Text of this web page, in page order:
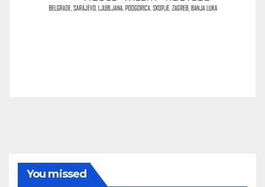
You missed